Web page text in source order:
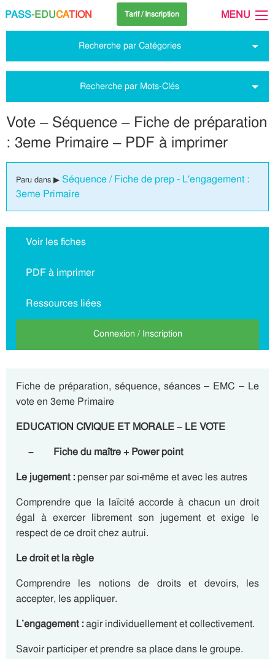
PASS-EDUCATION Tarif / Inscription MENU
Recherche par Catégories
Recherche par Mots-Clés
Vote – Séquence – Fiche de préparation
: 3eme Primaire – PDF à imprimer
Paru dans ▶ Séquence / Fiche de prep - L'engagement :
3eme Primaire
Voir les fiches
PDF à imprimer
Ressources liées
Connexion / Inscription
Fiche de préparation, séquence, séances – EMC – Le
vote en 3eme Primaire
EDUCATION CIVIQUE ET MORALE – LE VOTE
– Fiche du maître + Power point
Le jugement :penser par soi-même et avec les autres
Comprendre que la laïcité accorde à chacun un droit
égal à exercer librement son jugement et exige le
respect de ce droit chez autrui.
Le droit et la règle
Comprendre les notions de droits et devoirs, les
accepter, les appliquer.
L’engagement :agir individuellement et collectivement.
Savoir participer et prendre sa place dans le groupe.